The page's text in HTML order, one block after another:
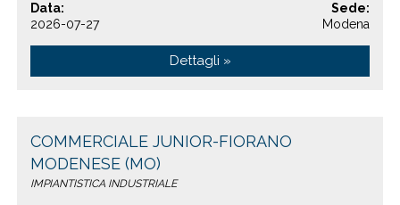
Data:
2026-07-27
Sede:
Modena
Dettagli »
COMMERCIALE JUNIOR-FIORANO
MODENESE (MO)
IMPIANTISTICA INDUSTRIALE